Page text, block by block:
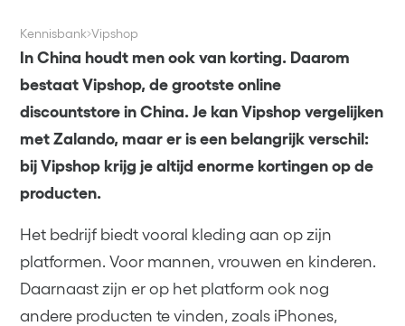
Kennisbank Vipshop
In China houdt men ook van korting. Daarom
bestaat Vipshop, de grootste online
discountstore in China. Je kan Vipshop vergelijken
met Zalando, maar er is een belangrijk verschil:
bij Vipshop krijg je altijd enorme kortingen op de
producten.
Het bedrijf biedt vooral kleding aan op zijn
platformen. Voor mannen, vrouwen en kinderen.
Daarnaast zijn er op het platform ook nog
andere producten te vinden, zoals iPhones,